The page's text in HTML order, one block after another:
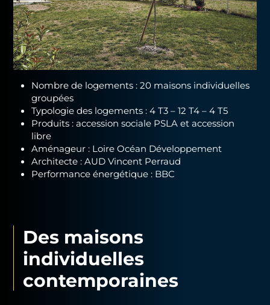
Nombre de logements : 20 maisons individuelles
groupées
Typologie des logements : 4 T3 – 12 T4 – 4 T5
Produits : accession sociale PSLA et accession
libre
Aménageur : Loire Océan Développement
Architecte : AUD Vincent Perraud
Performance énergétique : BBC
Des maisons
individuelles
contemporaines